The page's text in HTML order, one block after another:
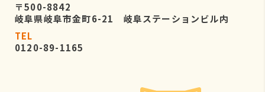
〒500-8842
岐阜県岐阜市金町6-21 岐阜ステーションビル内
TEL
0120-89-1165